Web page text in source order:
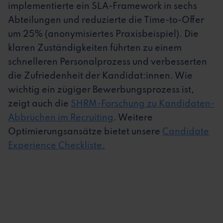
implementierte ein SLA-Framework in sechs
Abteilungen und reduzierte die Time-to-Offer
um 25% (anonymisiertes Praxisbeispiel). Die
klaren Zuständigkeiten führten zu einem
schnelleren Personalprozess und verbesserten
die Zufriedenheit der Kandidat:innen. Wie
wichtig ein zügiger Bewerbungsprozess ist,
zeigt auch die SHRM-Forschung zu Kandidaten-
Abbrüchen im Recruiting . Weitere
Optimierungsansätze bietet unsere Candidate
Experience Checkliste.